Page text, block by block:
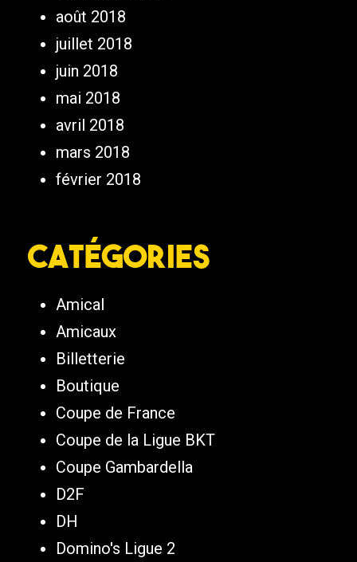
août 2018
juillet 2018
juin 2018
mai 2018
avril 2018
mars 2018
février 2018
Catégories
Amical
Amicaux
Billetterie
Boutique
Coupe de France
Coupe de la Ligue BKT
Coupe Gambardella
D2F
DH
Domino's Ligue 2